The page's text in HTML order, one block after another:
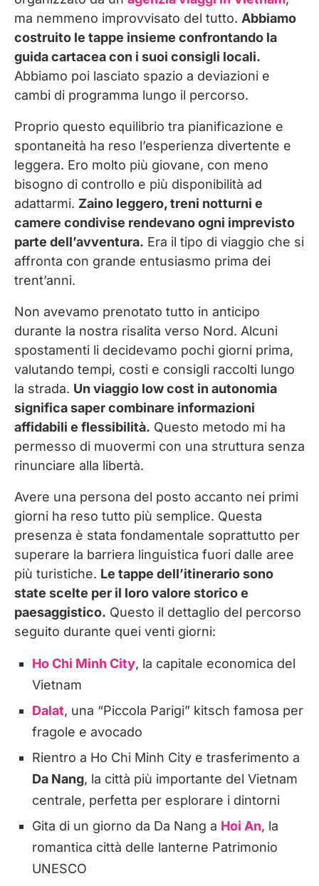
ma nemmeno improvvisato del tutto. Abbiamo
costruito le tappe insieme confrontando la
guida cartacea con i suoi consigli locali.
Abbiamo poi lasciato spazio a deviazioni e
cambi di programma lungo il percorso.
Proprio questo equilibrio tra pianificazione e
spontaneità ha reso l’esperienza divertente e
leggera. Ero molto più giovane, con meno
bisogno di controllo e più disponibilità ad
adattarmi. Zaino leggero, treni notturni e
camere condivise rendevano ogni imprevisto
parte dell’avventura. Era il tipo di viaggio che si
affronta con grande entusiasmo prima dei
trent’anni.
Non avevamo prenotato tutto in anticipo
durante la nostra risalita verso Nord. Alcuni
spostamenti li decidevamo pochi giorni prima,
valutando tempi, costi e consigli raccolti lungo
la strada. Un viaggio low cost in autonomia
significa saper combinare informazioni
affidabili e flessibilità. Questo metodo mi ha
permesso di muovermi con una struttura senza
rinunciare alla libertà.
Avere una persona del posto accanto nei primi
giorni ha reso tutto più semplice. Questa
presenza è stata fondamentale soprattutto per
superare la barriera linguistica fuori dalle aree
più turistiche. Le tappe dell’itinerario sono
state scelte per il loro valore storico e
paesaggistico. Questo il dettaglio del percorso
seguito durante quei venti giorni:
Ho Chi Minh City, la capitale economica del
Vietnam
Dalat, una “Piccola Parigi” kitsch famosa per
fragole e avocado
Rientro a Ho Chi Minh City e trasferimento a
Da Nang, la città più importante del Vietnam
centrale, perfetta per esplorare i dintorni
Gita di un giorno da Da Nang a Hoi An, la
romantica città delle lanterne Patrimonio
UNESCO